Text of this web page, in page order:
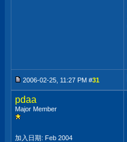
2006-02-25, 11:27 PM #31
pdaa
Major Member
加入日期: Feb 2004